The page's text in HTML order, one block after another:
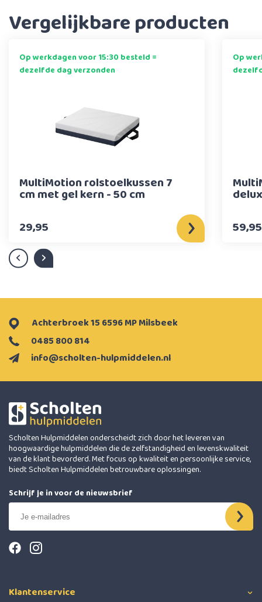
Vergelijkbare producten
Op werkdagen voor 15:30 besteld =
dezelfde dag verzonden
MultiMotion rolstoelkussen 7
cm met gel kern - 50 cm
29,95
Op
59,95
info@scholten-hulpmiddelen.nl
0485 800 814
Achterbroek 15 6596 MP Milsbeek
Scholten Hulpmiddelen onderscheidt zich door het leveren van
hoogwaardige hulpmiddelen die de zelfstandigheid en levenskwaliteit
van de klant bevorderd. Met focus op kwaliteit en persoonlijke service,
biedt Scholten Hulpmiddelen betrouwbare oplossingen.
Schrijf je in voor de nieuwsbrief
Klantenservice